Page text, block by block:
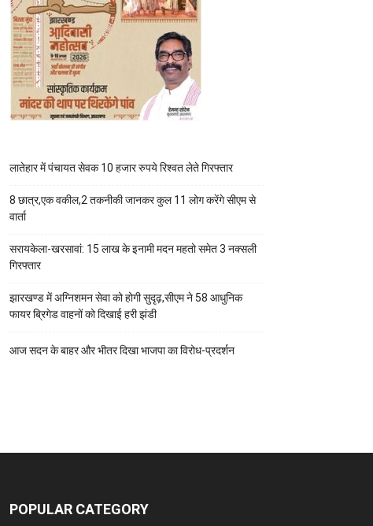
लातेहार में पंचायत सेवक 10 हजार रुपये रिश्वत लेते गिरफ्तार
8 छात्र,एक वकील,2 तकनीकी जानकर कुल 11 लोग करेंगे सीएम से
वार्ता
सरायकेला-खरसावां: 15 लाख के इनामी मदन महतो समेत 3 नक्सली
गिरफ्तार
झारखण्ड में अग्निशमन सेवा को होगी सुदृढ़,सीएम ने 58 आधुनिक
फायर ब्रिगेड वाहनों को दिखाई हरी झंडी
आज सदन के बाहर और भीतर दिखा भाजपा का विरोध-प्रदर्शन
POPULAR CATEGORY